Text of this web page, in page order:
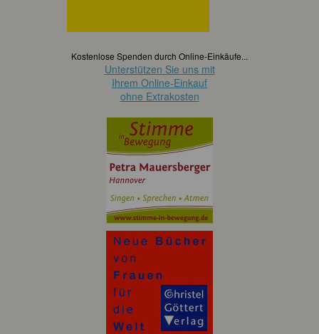
Kostenlose Spenden durch Online-Einkäufe...
Unterstützen Sie uns mit
Ihrem Online-Einkauf
ohne Extrakosten